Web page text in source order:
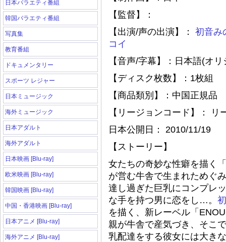
日本バラエティ番組
韓国バラエティ番組
写真集
教育番組
ドキュメンタリー
スポーツ レジャー
日本ミュージック
海外ミュージック
日本アダルト
海外アダルト
日本映画 [Blu-ray]
欧米映画 [Blu-ray]
韓国映画 [Blu-ray]
中国・香港映画 [Blu-ray]
日本アニメ [Blu-ray]
海外アニメ [Blu-ray]
【監督】：
【出演/声の出演】： 初音み
コイ
【音声/字幕】：日本語(オ
【ディスク枚数】：1枚組
【商品類別】：中国正規品
【リージョンコード】：
日本公開日： 2010/11/19
【ストーリー】
女たちの奇妙な性癖を描く
が営む牛舎で生まれためぐ
達し過ぎた巨乳にコンプレ
な手を持つ男に恋をし…。
を描く、新レーベル「
親が牛舎で産気づき、そこ
乳配達をする彼女には大き